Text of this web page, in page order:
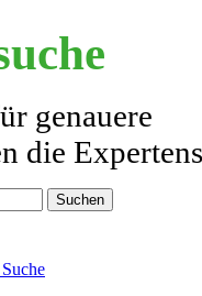
genauere
die